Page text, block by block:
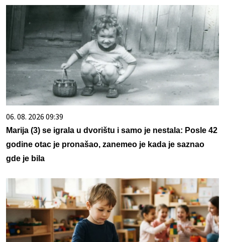
06. 08. 2026 09:39
Marija (3) se igrala u dvorištu i samo je nestala: Posle 42
godine otac je pronašao, zanemeo je kada je saznao
gde je bila